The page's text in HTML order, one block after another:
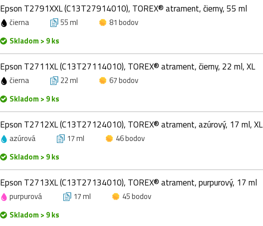
Epson T2791XXL (C13T27914010), TOREX® atrament, čierny, 55 ml
čierna 55 ml
81 bodov
Skladom > 9 ks
Epson T2711XL (C13T27114010), TOREX® atrament, čierny, 22 ml, XL
čierna 22 ml
67 bodov
Skladom > 9 ks
Epson T2712XL (C13T27124010), TOREX® atrament, azúrový, 17 ml, XL
azúrová 17 ml
46 bodov
Skladom > 9 ks
Epson T2713XL (C13T27134010), TOREX® atrament, purpurový, 17 ml
purpurová 17 ml
45 bodov
Skladom > 9 ks